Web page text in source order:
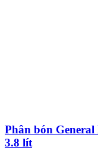
Phân bón
3.8 lít